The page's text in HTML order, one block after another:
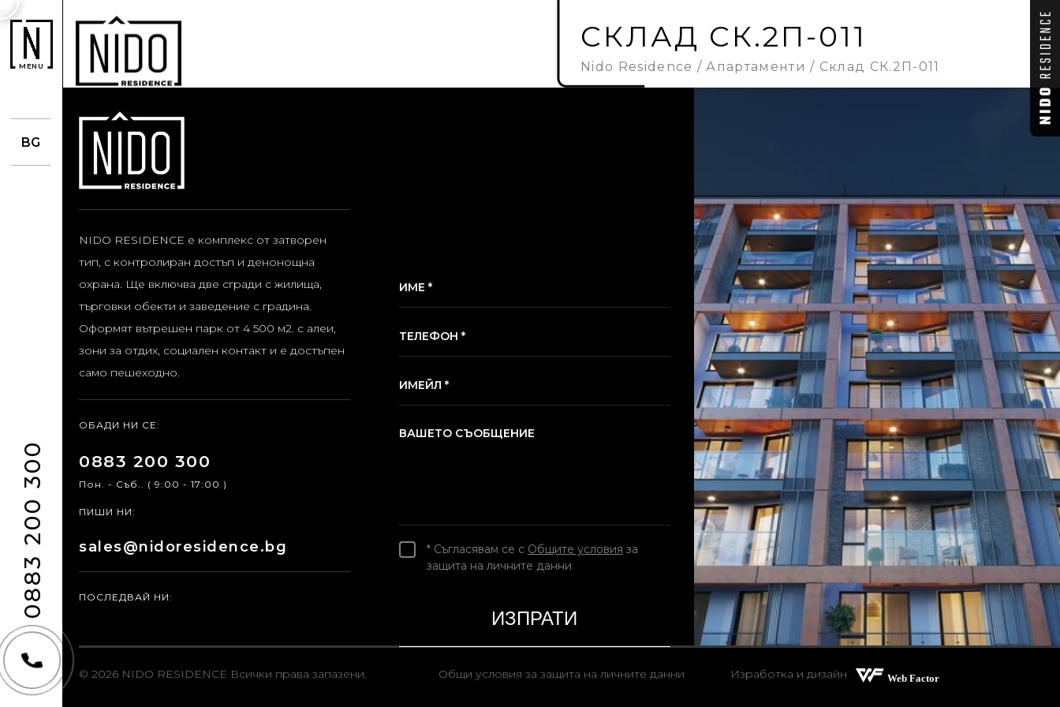
MENU
BG
0883 200 300
СКЛАД СК.2П-011
Nido Residence Апартаменти Склад СК.2П-011
NIDO RESIDENCE е комплекс от затворен
тип, с контролиран достъп и денонощна
охрана. Ще включва две сгради с жилища,
търговки обекти и заведение с градина.
Оформят вътрешен парк от 4 500 м2. с алеи,
зони за отдих, социален контакт и е достъпен
само пешеходно.
ОБАДИ НИ СЕ:
0883 200 300
Пон. - Съб.. ( 9:00 - 17:00 )
ПИШИ НИ:
sales@nidoresidence.bg
ПОСЛЕДВАЙ НИ:
ИМЕ *
ТЕЛЕФОН *
ИМЕЙЛ *
ВАШЕТО СЪОБЩЕНИЕ
* Съгласявам се с Общите условия за
защита на личните данни
© 2026 NIDO RESIDENCE Всички права запазени. Общи условия за защита на личните данни Изработка и дизайн